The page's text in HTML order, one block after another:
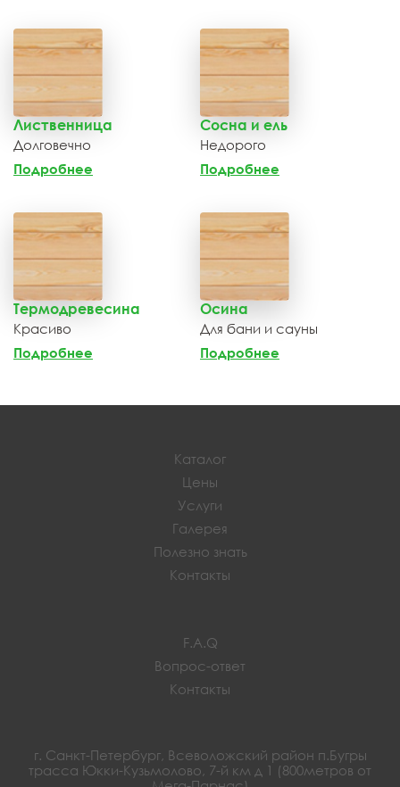
Лиственница
Долговечно
Подробнее
Сосна и ель
Недорого
Подробнее
Термодревесина
Красиво
Подробнее
Осина
Для бани и сауны
Подробнее
Каталог
Цены
Услуги
Галерея
Полезно знать
Контакты
F.A.Q
Вопрос-ответ
Контакты
г. Санкт-Петербург, Всеволожский район п.Бугры
трасса Юкки-Кузьмолово, 7-й км д 1 (800метров от